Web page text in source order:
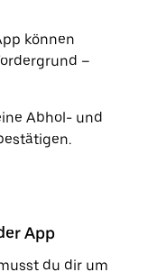
können
–
Abhol- und
App
du dir um